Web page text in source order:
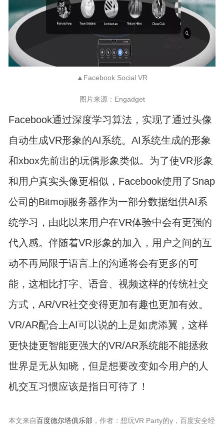
▲Facebook Social VR
图片来源：Engadget
Facebook通过深度学习算法，实现了通过头像
自动生成VR形象的AI系统。AI系统生成的形象
和xbox先前出的玩偶形象类似。为了使VR形象
和用户真实头像更相似，Facebook使用了Snap
公司的Bitmoji服务器作为一部分数据组供AI系
统学习，由此以来用户在VR体验中会有更强的
代入感。伴随着VR形象的加入，用户之间的互
动不再局限于语言上的沟通将会有更多的可
能，这相比打字、语音、视频这样的传统社交
方式，AR/VR社交变得更加有趣也更加有效。
VR/AR配合上AI可以说的上是如虎添翼，这样
更快捷更智能更强大的VR/AR系统能不能拯救
世界是无从知晓，但是想要改变如今用户的人
机交互习惯应该是指日可待了！
本文来自百度德尔塔俱乐部 ，作者：想玩VR Party的γ，百度安全经